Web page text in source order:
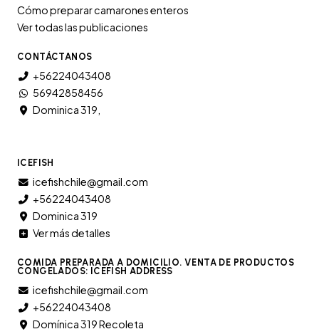
Cómo preparar camarones enteros
Ver todas las publicaciones
CONTÁCTANOS
+56224043408
56942858456
Dominica 319,
ICEFISH
icefishchile@gmail.com
+56224043408
Dominica 319
Ver más detalles
COMIDA PREPARADA A DOMICILIO. VENTA DE PRODUCTOS
CONGELADOS: ICEFISH ADDRESS
icefishchile@gmail.com
+56224043408
Domínica 319 Recoleta